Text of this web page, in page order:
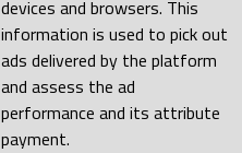
devices and browsers. This
information is used to pick out
ads delivered by the platform
and assess the ad
performance and its attribute
payment.